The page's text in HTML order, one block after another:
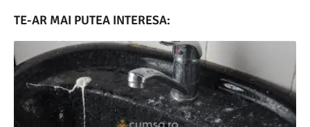
TE-AR MAI PUTEA INTERESA: